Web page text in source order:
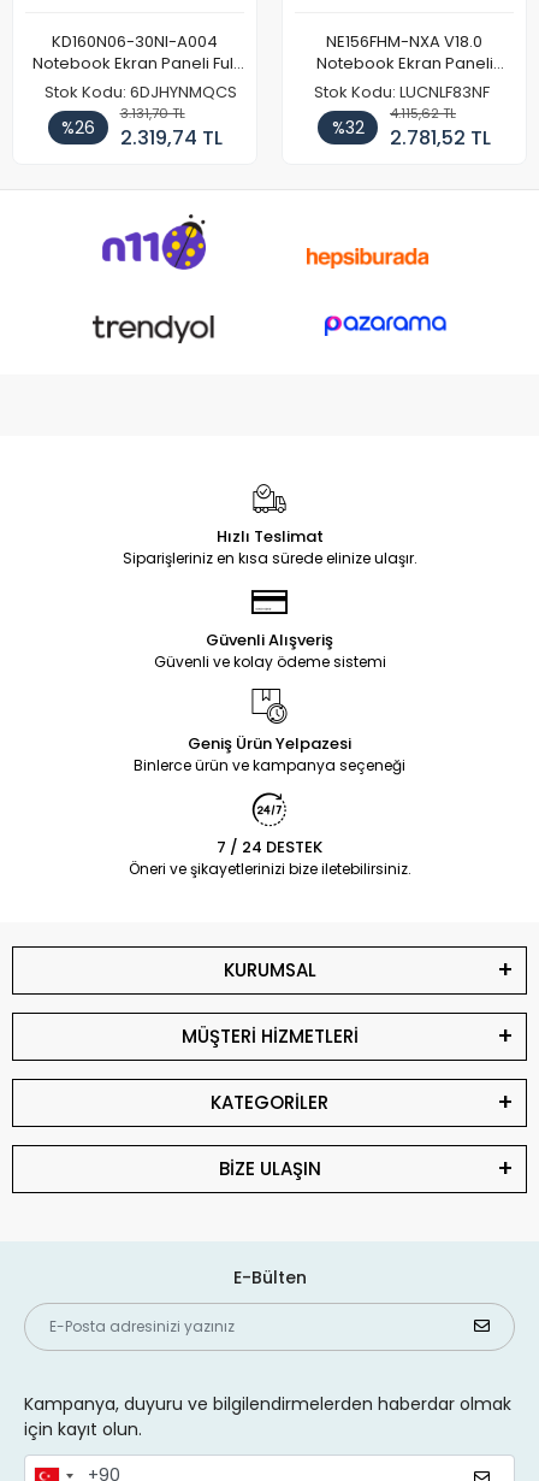
KD160N06-30NI-A004
Notebook Ekran Paneli Full
HD
Stok Kodu: 6DJHYNMQCS
%26
3.131,70 TL
2.319,74 TL
NE156FHM-NXA V18.0
Notebook Ekran Paneli
144Hz
Stok Kodu: LUCNLF83NF
%32
4.115,62 TL
2.781,52 TL
Hızlı Teslimat
Siparişleriniz en kısa sürede elinize ulaşır.
Güvenli Alışveriş
Güvenli ve kolay ödeme sistemi
Geniş Ürün Yelpazesi
Binlerce ürün ve kampanya seçeneği
7 / 24 DESTEK
Öneri ve şikayetlerinizi bize iletebilirsiniz.
KURUMSAL
MÜŞTERİ HİZMETLERİ
KATEGORİLER
BİZE ULAŞIN
E-Bülten
Kampanya, duyuru ve bilgilendirmelerden haberdar olmak
için kayıt olun.